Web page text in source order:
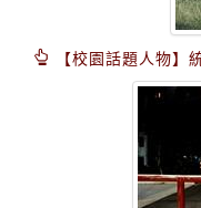
【校園話題人物】